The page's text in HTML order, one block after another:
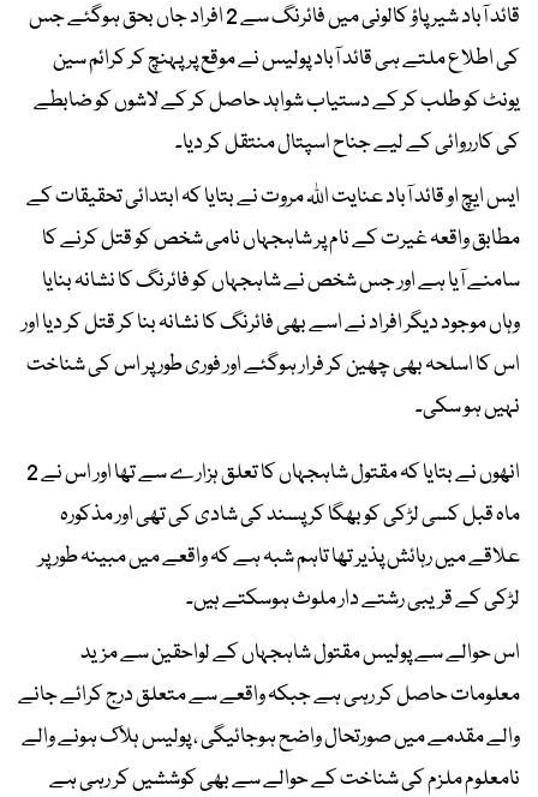
قائد آباد شیر پاؤ کالونی میں فائرنگ سے 2 افراد جاں بحق ہوگئے جس
کی اطلاع ملتے ہی قائد آباد پولیس نے موقع پر پہنچ کر کرائم سین
یونٹ کو طلب کر کے دستیاب شواہد حاصل کر کے لاشوں کو ضابطے
کی کارروائی کے لیے جناح اسپتال منتقل کر دیا۔
ایس ایچ او قائد آباد عنایت اللہ مروت نے بتایا کہ ابتدائی تحقیقات کے
مطابق واقعہ غیرت کے نام پر شاہجہاں نامی شخص کو قتل کرنے کا
سامنے آیا ہے اور جس شخص نے شاہجہاں کو فائرنگ کا نشانہ بنایا
وہاں موجود دیگر افراد نے اسے بھی فائرنگ کا نشانہ بنا کر قتل کر دیا اور
اس کا اسلحہ بھی چھین کر فرار ہوگئے اور فوری طور پر اس کی شناخت
نہیں ہو سکی۔
انھوں نے بتایا کہ مقتول شاہجہاں کا تعلق ہزارے سے تھا اور اس نے 2
ماہ قبل کسی لڑکی کو بھگا کر پسند کی شادی کی تھی اور مذکورہ
علاقے میں رہائش پذیر تھا تاہم شبہ ہے کہ واقعے میں مبینہ طور پر
لڑکی کے قریبی رشتے دار ملوث ہوسکتے ہیں۔
اس حوالے سے پولیس مقتول شاہجہاں کے لواحقین سے مزید
معلومات حاصل کر رہی ہے جبکہ واقعے سے متعلق درج کرائے جانے
والے مقدمے میں صورتحال واضح ہوجائیگی ، پولیس ہلاک ہونے والے
نامعلوم ملزم کی شناخت کے حوالے سے بھی کوششیں کر رہی ہے